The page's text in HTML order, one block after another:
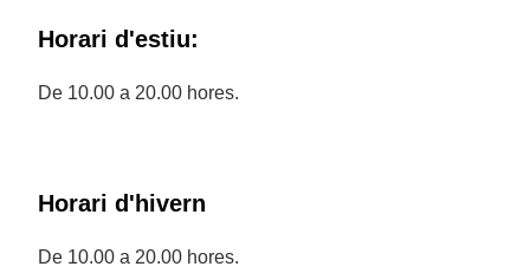
Horari d'estiu:
De 10.00 a 20.00 hores.
Horari d'hivern
De 10.00 a 20.00 hores.